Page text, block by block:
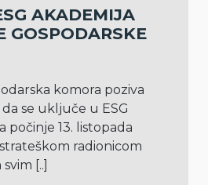
AKADEMIJA
GOSPODARSKE
komora poziva
se uključe u ESG
počinje 13. listopada
radionicom
[..]